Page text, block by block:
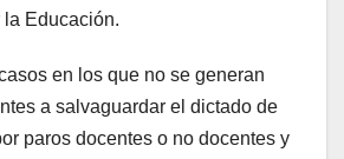
la Educación.
en los que no se generan
a salvaguardar el dictado de
paros docentes o no docentes y